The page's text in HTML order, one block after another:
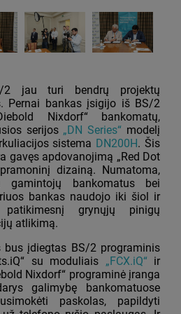
2 jau turi bendrų projektų
Pernai bankas įsigijo iš BS/2
Nixdorf“ bankomatų,
serijos „DN Series“ modelį
sistema DN200H. Šis
gavęs apdovanojimą „Red Dot
dizainą. Numatoma,
bankomatus bei
bankas naudojo iki šiol ir
grynųjų pinigų
atlikimą.
bus įdiegtas BS/2 programinis
su moduliais „FCX.iQ“ir
Nixdorf“ programinė įranga
galimybę bankomatuose
paskolas, papildyti